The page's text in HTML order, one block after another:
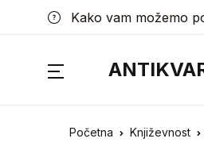
Kako vam možemo
Početna Književnost